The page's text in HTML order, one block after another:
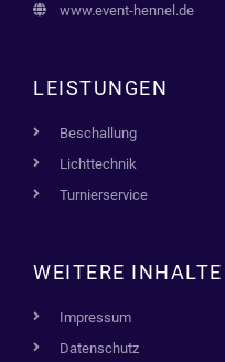
www.event-hennel.de
LEISTUNGEN
Beschallung
Lichttechnik
Turnierservice
WEITERE INHALTE
Impressum
Datenschutz